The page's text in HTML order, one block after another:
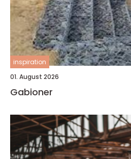
inspiration
01. August 2026
Gabioner